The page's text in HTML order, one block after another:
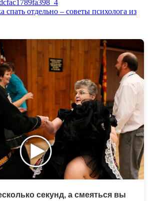
спать отдельно – советы психолога из
секунд, а смеяться вы